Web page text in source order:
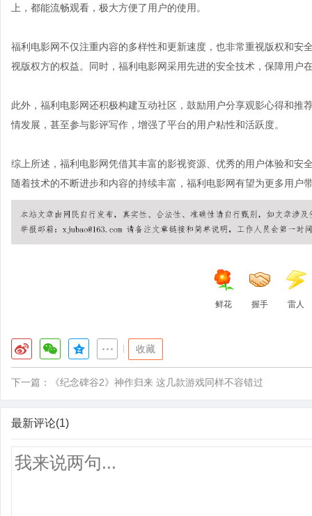
上，都能流畅观看，极大方便了用户的使用。
福利电影网不仅注重内容的多样性和更新速度，也非常重视版权和安
视版权方的权益。同时，福利电影网采用先进的安全技术，保障用户
此外，福利电影网还积极构建互动社区，鼓励用户分享观影心得和
情发展，甚至参与影评写作，增强了平台的用户粘性和活跃度。
综上所述，福利电影网凭借其丰富的影视资源、优秀的用户体验和安
随着技术的不断进步和内容的持续丰富，福利电影网有望为更多用户
鲜花 握手 雷人
收藏
下一篇： 《纪念碑谷2》神作归来 这几款游戏同样不容错过
最新评论(1)